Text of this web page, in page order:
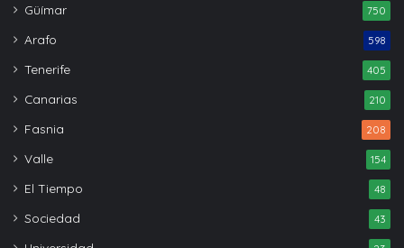
Güímar 750
Arafo 598
Tenerife 405
Canarias 210
Fasnia 208
Valle 154
El Tiempo 48
Sociedad 43